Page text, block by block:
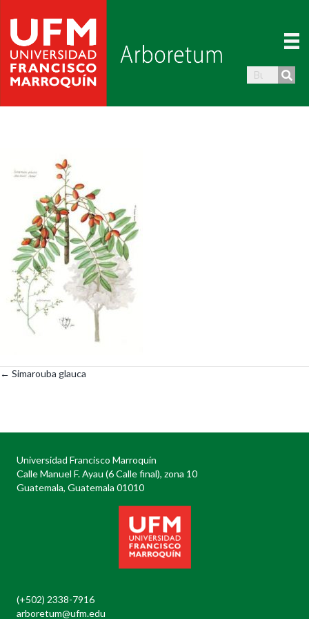
Posts
← Simarouba glauca
Universidad Francisco Marroquín
Calle Manuel F. Ayau (6 Calle final), zona 10
Guatemala, Guatemala 01010
(+502) 2338-7916
arboretum@ufm.edu